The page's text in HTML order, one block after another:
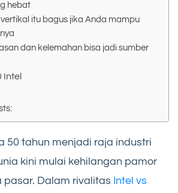
hebat
itu bagus jika Anda mampu
dan kelemahan bisa jadi sumber
Intel
50 tahun menjadi raja industri
kini mulai kehilangan pamor
Dalam rivalitas Intel vs